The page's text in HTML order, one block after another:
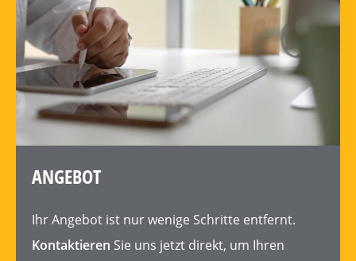
ANGEBOT
IhrAngebot ist nur wenige Schritte entfernt.
Kontaktieren Sie uns jetzt direkt, um Ihren